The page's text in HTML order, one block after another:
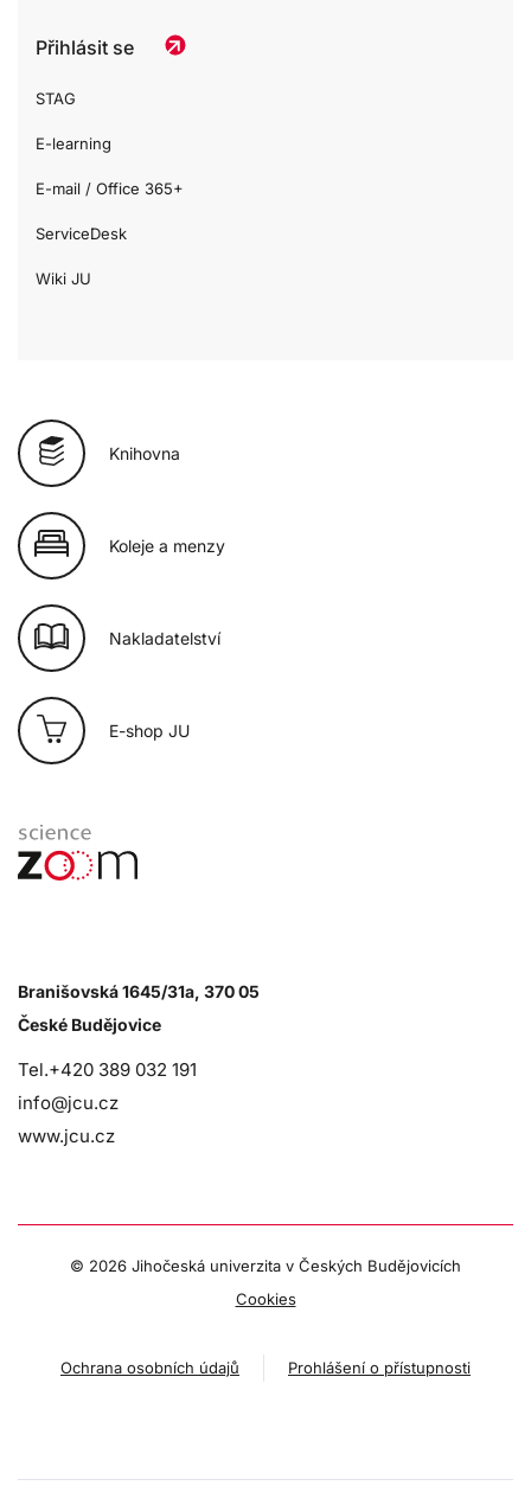
Přihlásit se
STAG
E-learning
E-mail / Office 365+
ServiceDesk
Wiki JU
Knihovna
Koleje a menzy
Nakladatelství
E-shop JU
Branišovská 1645/31a, 370 05
České Budějovice
Tel.+420 389 032 191
info@jcu.cz
www.jcu.cz
© 2026 Jihočeská univerzita v Českých Budějovicích
Cookies
Ochrana osobních údajů Prohlášení o přístupnosti